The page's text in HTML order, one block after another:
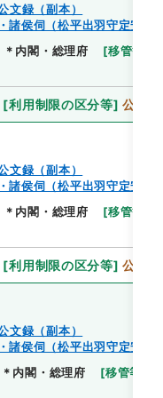
録（副本）
侯伺（松平出羽守定安）
＊内閣・総理府 [移管等年度
[利用制限の区分等] 公開
録（副本）
侯伺（松平出羽守定安）
＊内閣・総理府 [移管等年度
[利用制限の区分等] 公開
録（副本）
侯伺（松平出羽守定安）
＊内閣・総理府 [移管等年度